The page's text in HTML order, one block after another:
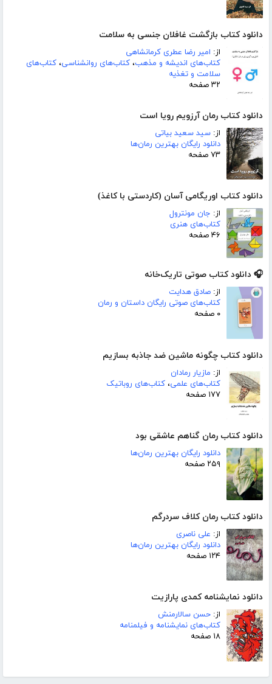
دانلود کتاب بازگشت غافلان جنسی به سلامت
از: امیر رضا عطری کرمانشاهی
کتاب‌های اندیشه و مذهب، کتاب‌های روانشناسی، کتاب‌های
سلامت و تغذیه
۳۲ صفحه
دانلود کتاب رمان آرزویم رویا است
از: سید سعید بیاتی
دانلود رایگان بهترین رمان‌ها
۷۳ صفحه
دانلود کتاب اوریگامی آسان (کاردستی با کاغذ)
از: جان مونترول
کتاب‌های هنری
۴۶ صفحه
🎧 دانلود کتاب صوتی تاریک‌خانه
از: صادق هدایت
کتاب‌های صوتی رایگان داستان و رمان
۰ صفحه
دانلود کتاب چگونه ماشین ضد جاذبه بسازیم
از: مازیار رمادان
کتاب‌های علمی، کتاب‌های روباتیک
۱۷۷ صفحه
دانلود کتاب رمان گناهم عاشقی بود
دانلود رایگان بهترین رمان‌ها
۲۵۹ صفحه
دانلود کتاب رمان کلاف سردرگم
از: علی ناصری
دانلود رایگان بهترین رمان‌ها
۱۲۴ صفحه
دانلود نمایشنامه کمدی پارازیت
از: حسن سالارمنش
کتاب‌های نمایشنامه و فیلمنامه
۱۸ صفحه